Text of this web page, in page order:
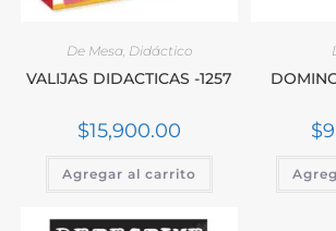
De Mesa, Didáctico
VALIJAS DIDACTICAS -1257
$15,900.00
Agregar al carrito
$